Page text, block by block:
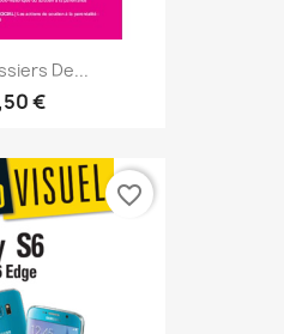
De...
€
favorite_border